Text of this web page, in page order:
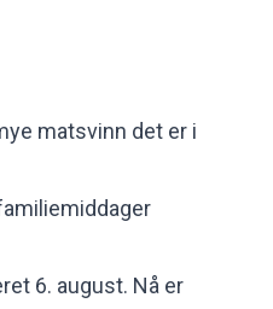
matsvinn det er i
6. august. Nå er